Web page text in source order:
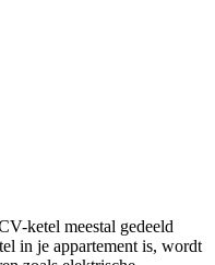
ketel meestal gedeeld
in je appartement is, wordt